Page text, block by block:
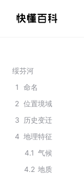
绥芬河
1
命名
2 位置境域
3
历史变迁
4 地理特征
4.1 气候
4.2 地质